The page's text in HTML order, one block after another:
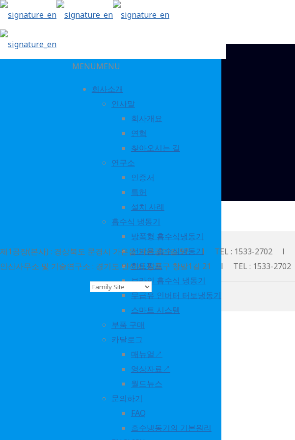
MENUMENU
회사소개
인사말
회사개요
연혁
찾아오시는 길
연구소
인증서
특허
설치 사례
흡수식 냉동기
방폭형 흡수식냉동기
선박용 흡수식냉동기
히트펌프
브라인 흡수식 냉동기
무급유 인버터 터보냉동기
스마트 시스템
부품 구매
카달로그
매뉴얼↗
영상자료↗
월드뉴스
문의하기
FAQ
흡수냉동기의 기본원리
제1공장(본사) : 경상북도 문경시 가은읍 가은공단길 97 l TEL : 1533-2702 l
안산사무소 및 기술연구소 : 경기도 안산시 상록구 창말1길 21 l TEL : 1533-